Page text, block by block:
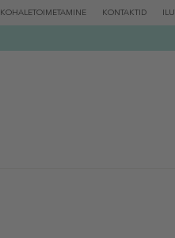
KOHALETOIMETAMINE KONTAKTID